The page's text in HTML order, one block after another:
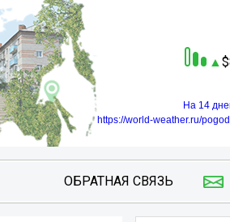
На 14
https://world-weather.ru/
ОБРАТНАЯ СВЯЗЬ